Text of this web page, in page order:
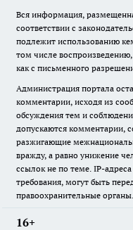
Вся информация,
соответствии с
подлежит использованию
том числе
как с письменного
Администрация портала
комментарии, исходя из
обсуждения тем и
допускаются комментарии,
разжигающие
вражду, а равно унижение
ссылок не по теме. IP-
требования, могут быть
правоохранительные органы.
16+